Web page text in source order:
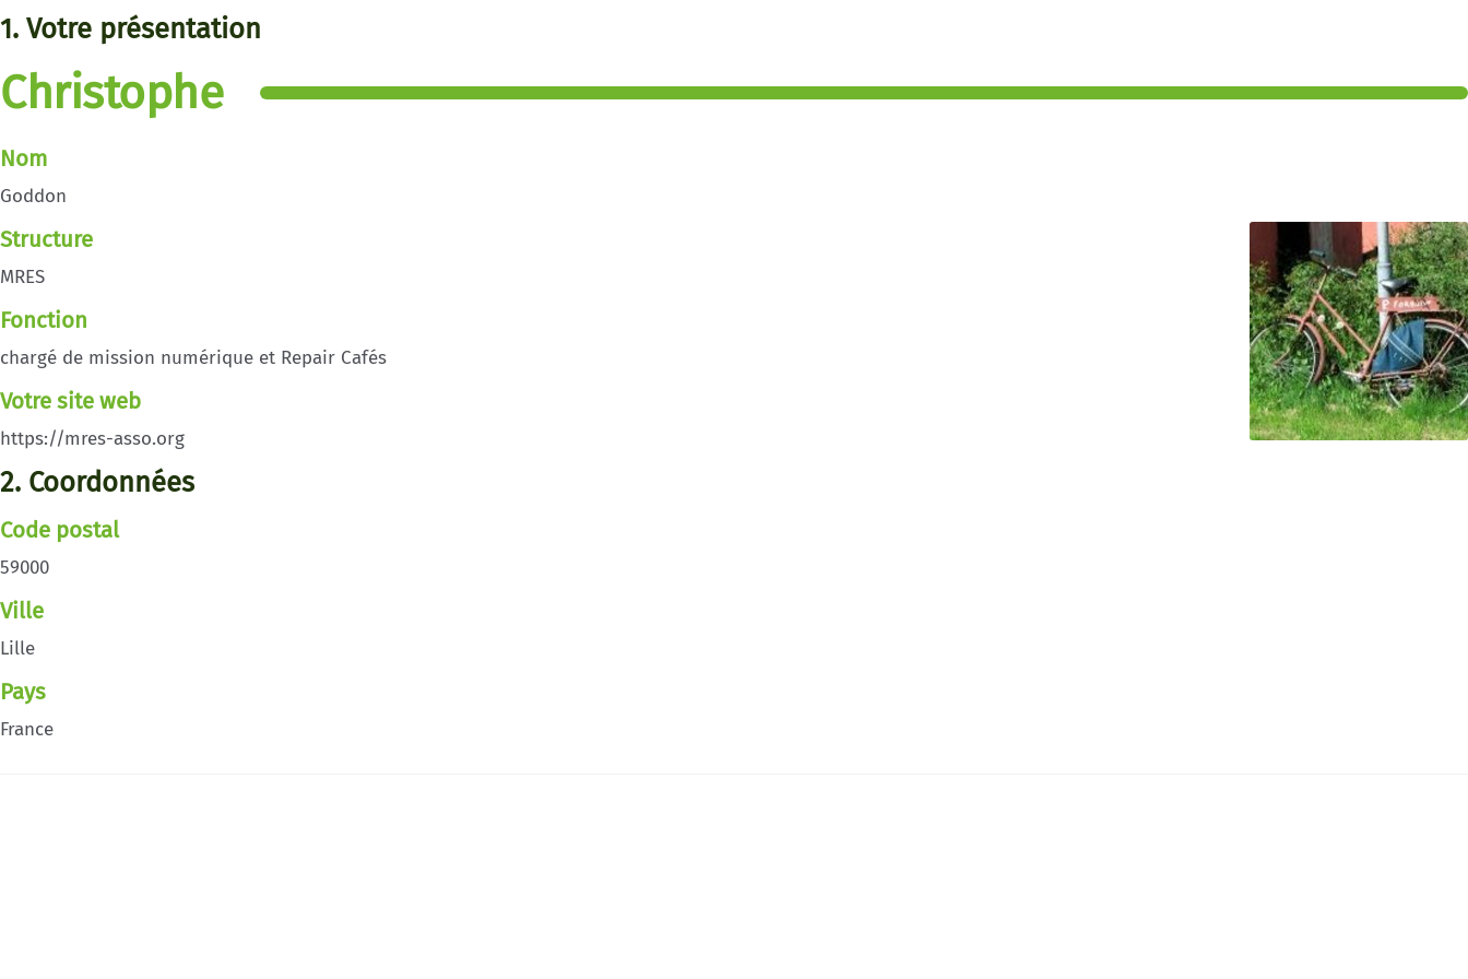
1. Votre présentation
Christophe
Nom
Goddon
Structure
MRES
Fonction
chargé de mission numérique et Repair Cafés
Votre site web
https://mres-asso.org
2. Coordonnées
Code postal
59000
Ville
Lille
Pays
France